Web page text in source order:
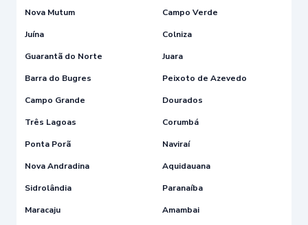
Nova Mutum
Campo Verde
Juína
Colniza
Guarantã do Norte
Juara
Barra do Bugres
Peixoto de Azevedo
Campo Grande
Dourados
Três Lagoas
Corumbá
Ponta Porã
Naviraí
Nova Andradina
Aquidauana
Sidrolândia
Paranaíba
Maracaju
Amambai